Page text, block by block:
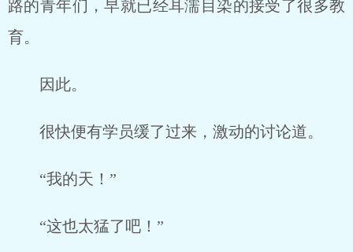
路的青年们，早就已经耳濡目染的接受了很多教
育。
因此。
很快便有学员缓了过来，激动的讨论道。
“我的天！”
“这也太猛了吧！”